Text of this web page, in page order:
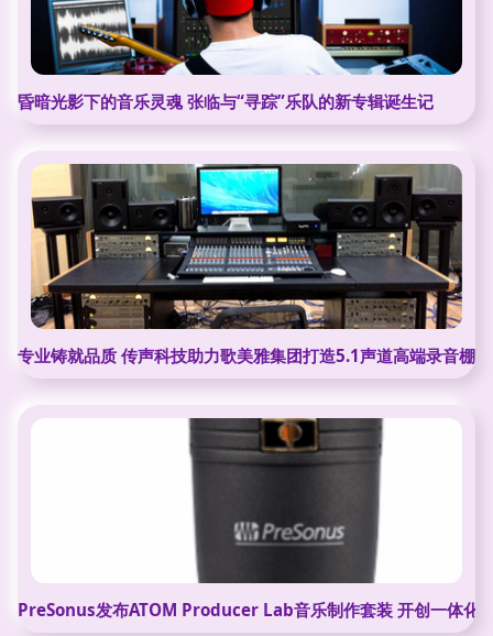
昏暗光影下的音乐灵魂 张临与“寻踪”乐队的新专辑诞生记
专业铸就品质 传声科技助力歌美雅集团打造5.1声道高端录音棚
PreSonus发布ATOM Producer Lab音乐制作套装 开创一体化